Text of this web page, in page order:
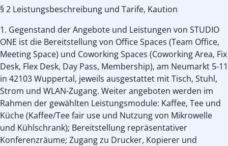
§ 2 Leistungsbeschreibung und Tarife, Kaution
1. Gegenstand der Angebote und Leistungen von STUDIO
ONE ist die Bereitstellung von Office Spaces (Team Office,
Meeting Space) und Coworking Spaces (Coworking Area, Fix
Desk, Flex Desk, Day Pass, Membership), am Neumarkt 5-11
in 42103 Wuppertal, jeweils ausgestattet mit Tisch, Stuhl,
Strom und WLAN-Zugang. Weiter angeboten werden im
Rahmen der gewählten Leistungsmodule: Kaffee, Tee und
Küche (Kaffee/Tee fair use und Nutzung von Mikrowelle
und Kühlschrank); Bereitstellung repräsentativer
Konferenzräume; Zugang zu Drucker, Kopierer und